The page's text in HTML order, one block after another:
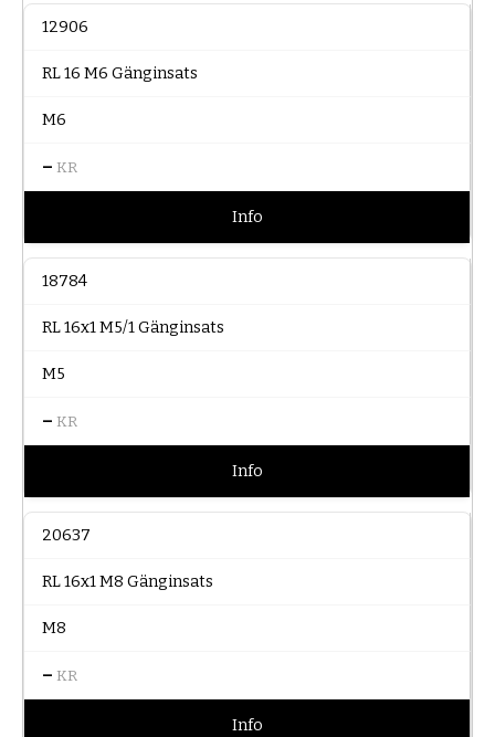
12906
RL 16 M6 Gänginsats
M6
– KR
Info
18784
RL 16x1 M5/1 Gänginsats
M5
– KR
Info
20637
RL 16x1 M8 Gänginsats
M8
– KR
Info